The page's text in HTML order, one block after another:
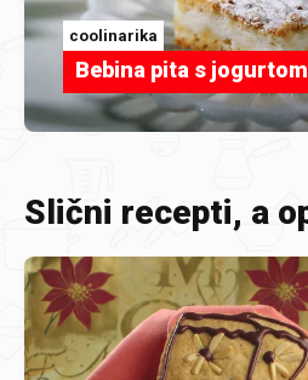
coolinarika
Bebina pita s jogurtom
Slični recepti, a